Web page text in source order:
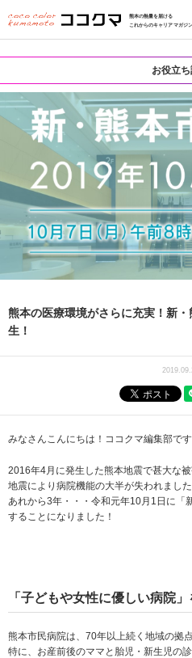
熊本の熱量を届ける
これからのキャリアマガジン
お役立
熊本の医療環境がさらに充実！新
生！
みなさんこんにちは！ココクマ編集部です
2016年4月に発生した熊本地震で甚大な被
地震により病院機能の大半が失われました
あれから3年・・・令和元年10月1日に「
することになりました！
「子どもや女性に優しい病院
熊本市民病院は、70年以上続く地域の拠点
特に、お産前後のママと胎児・新生児の